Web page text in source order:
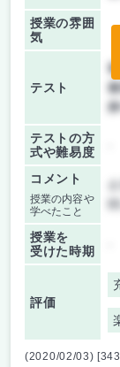
授業の雰囲
気
テスト
テストの方
式や難易度
コメント
授業の内容や
学べたこと
授業を
受けた時期
評価
(2020/02/03)